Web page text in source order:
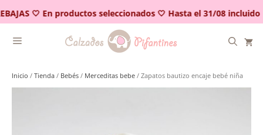
🤍 En productos seleccionados 🤍 Hasta el 31/08 incluido
al
contenido
Inicio / Tienda / Bebés / Merceditas bebe / Zapatos bautizo encaje bebé niña